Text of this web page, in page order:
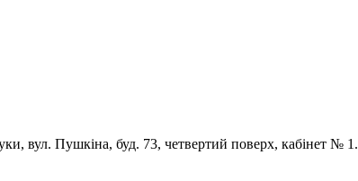
вул. Пушкіна, буд. 73, четвертий поверх, кабінет № 1.